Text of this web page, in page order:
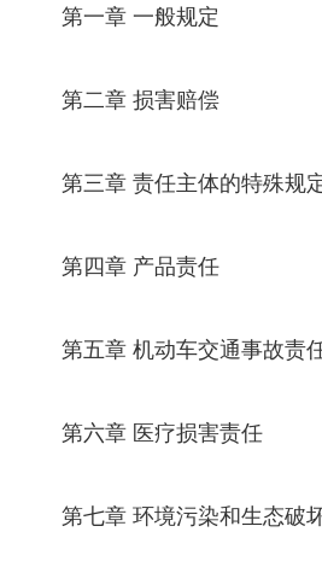
第一章 一般规定
第二章 损害赔偿
第三章 责任主体的特殊规
第四章 产品责任
第五章 机动车交通事故责
第六章 医疗损害责任
第七章 环境污染和生态破